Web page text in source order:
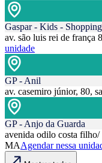
Gaspar - Kids -
av. são luis rei de frança
unidade
GP - Anil
av. casemiro júnior, 80,
GP - Anjo da Guarda
avenida odilo costa
MAAgendar nessa